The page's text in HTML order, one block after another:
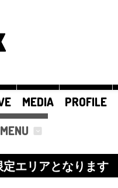
MEDIA PROFILE
エリアとなります